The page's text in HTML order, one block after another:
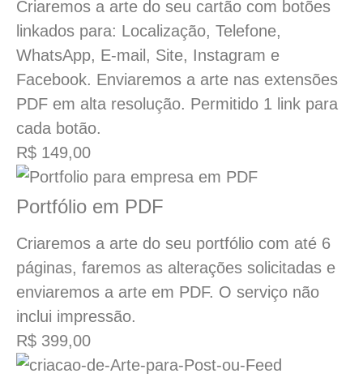
Criaremos a arte do seu cartão com botões
linkados para: Localização, Telefone,
WhatsApp, E-mail, Site, Instagram e
Facebook. Enviaremos a arte nas extensões
PDF em alta resolução. Permitido 1 link para
cada botão.
R$ 149,00
Portfólio em PDF
Criaremos a arte do seu portfólio com até 6
páginas, faremos as alterações solicitadas e
enviaremos a arte em PDF. O serviço não
inclui impressão.
R$ 399,00